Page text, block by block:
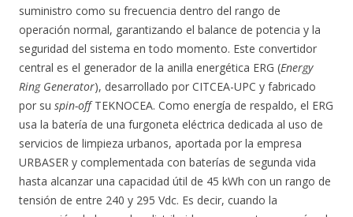
suministro como su frecuencia dentro del rango de
operación normal, garantizando el balance de potencia y la
seguridad del sistema en todo momento. Este convertidor
central es el generador de la anilla energética ERG (Energy
Ring Generator), desarrollado por CITCEA-UPC y fabricado
por su spin-offTEKNOCEA. Como energía de respaldo, el ERG
usa la batería de una furgoneta eléctrica dedicada al uso de
servicios de limpieza urbanos, aportada por la empresa
URBASER y complementada con baterías de segunda vida
hasta alcanzar una capacidad útil de 45 kWh con un rango de
tensión de entre 240 y 295 Vdc. Es decir, cuando la